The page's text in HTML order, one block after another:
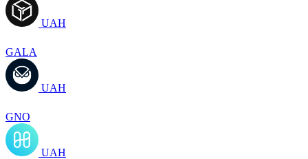
UAH
GALA
UAH
GNO
UAH